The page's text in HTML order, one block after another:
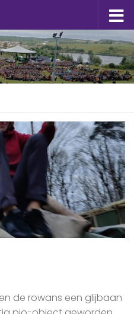
de rowans een glijbaan